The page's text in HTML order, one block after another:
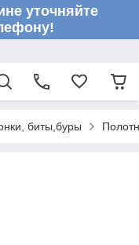
уточняйте
биты,буры